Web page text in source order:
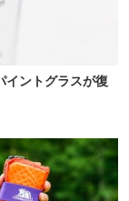
イントグラスが復